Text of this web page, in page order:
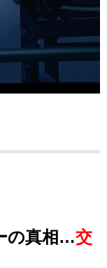
の真相…交